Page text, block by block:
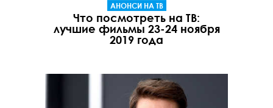
АНОНСИ НА ТВ
Что посмотреть на ТВ:
лучшие фильмы 23-24 ноября
2019 года